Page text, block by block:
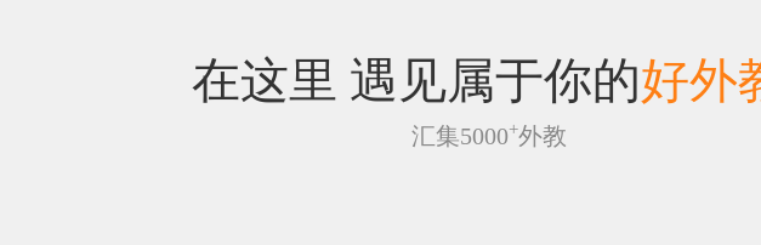
在这里 遇见属于你的好外
汇集5000+外教